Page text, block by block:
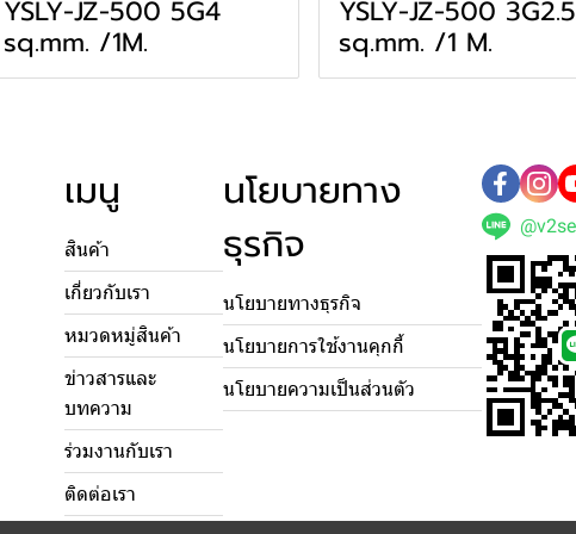
YSLY-JZ-500 5G4
sq.mm. /1M.
YSLY-JZ-500 3G2.5
sq.mm. /1 M.
เมนู
สินค้า
เกี่ยวกับเรา
หมวดหมู่สินค้า
ข่าวสารและ
บทความ
ร่วมงานกับเรา
ติดต่อเรา
นโยบายทาง
ธุรกิจ
นโยบายทางธุรกิจ
นโยบายการใช้งานคุกกี้
นโยบายความเป็นส่วนตัว